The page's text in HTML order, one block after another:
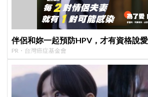
伴侶和妳一起預防HPV，才有資格說愛
PR・台灣癌症基金會